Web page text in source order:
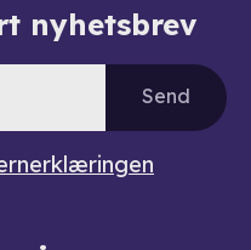
nyhetsbrev
Send